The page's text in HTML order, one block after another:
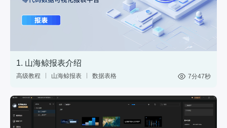
1. 山海鲸报表介绍
高级教程 山海鲸报表
数据表格
7分47秒